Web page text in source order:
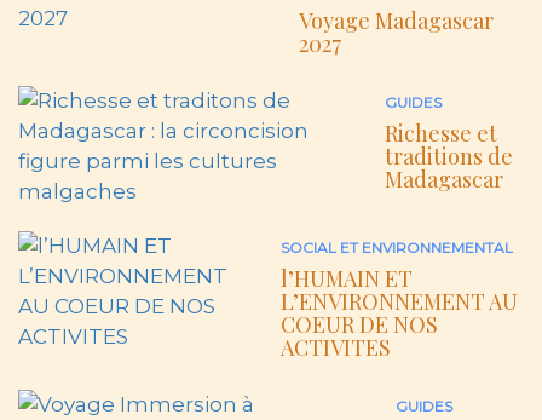
Voyage Madagascar
2027
GUIDES
Richesse et
traditions de
Madagascar
SOCIAL ET ENVIRONNEMENTAL
l’HUMAIN ET
L’ENVIRONNEMENT AU
COEUR DE NOS
ACTIVITES
GUIDES